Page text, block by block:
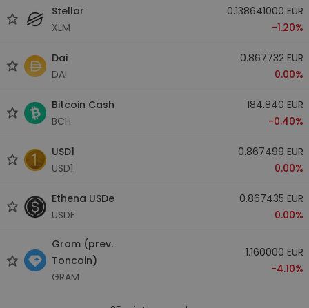
Stellar
XLM
0.138641000 EUR
-1.20%
Dai
DAI
0.867732 EUR
0.00%
Bitcoin Cash
BCH
184.840 EUR
-0.40%
USD1
USD1
0.867499 EUR
0.00%
Ethena USDe
USDE
0.867435 EUR
0.00%
Gram (prev.
Toncoin)
GRAM
1.160000 EUR
-4.10%